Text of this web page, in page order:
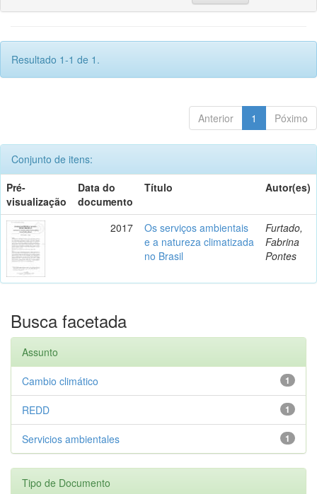
Resultado 1-1 de 1.
Anterior 1 Póximo
Conjunto de itens:
Pré-
visualização
Data do
documento
Título Autor(es)
2017
Os serviços ambientais
e a natureza climatizada
no Brasil
Furtado,
Fabrina
Pontes
Busca facetada
Assunto
1
Cambio climático
1
REDD
1
Servicios ambientales
Tipo de Documento